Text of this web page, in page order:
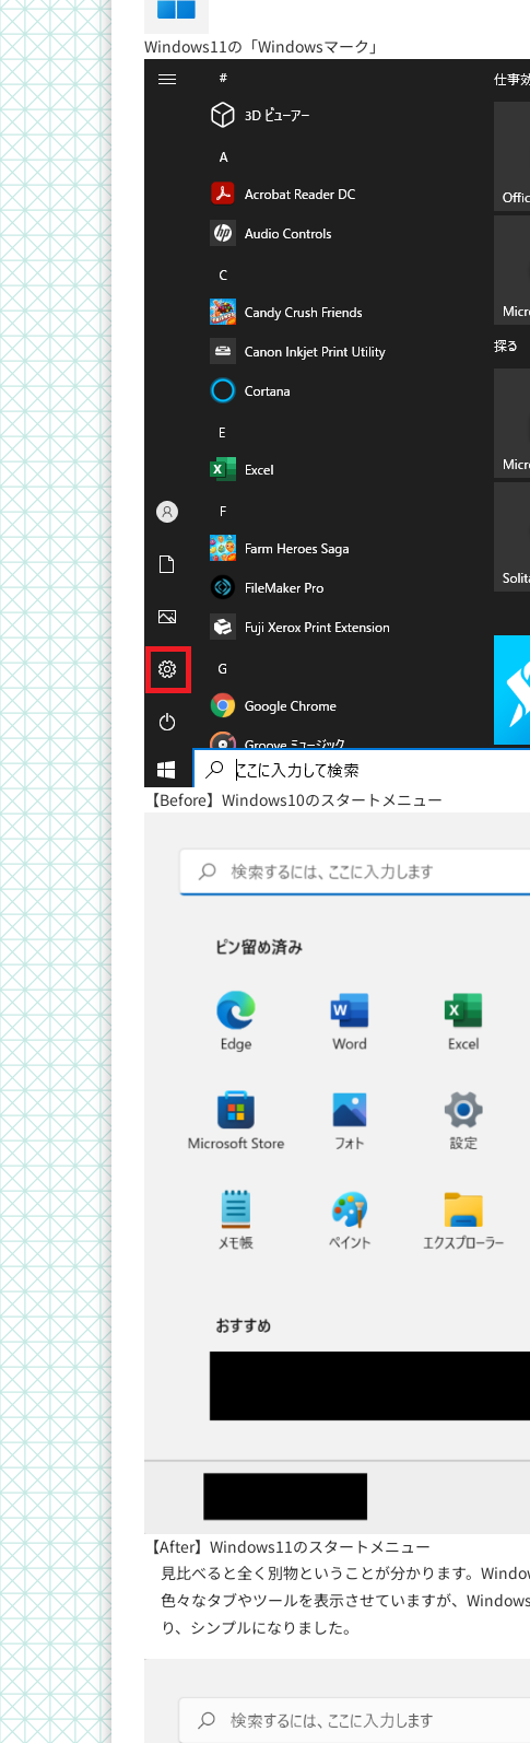
Windows11の「Windowsマーク」
【Before】Windows10のスタートメニュー
【After】Windows11のスタートメニュー
見比べると全く別物ということが分かります。
色々なタブやツールを表示させていますが、
り、シンプルになりました。